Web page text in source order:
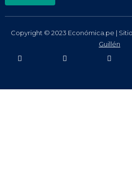
Copyright © 2023 Económica.pe |
Guillén